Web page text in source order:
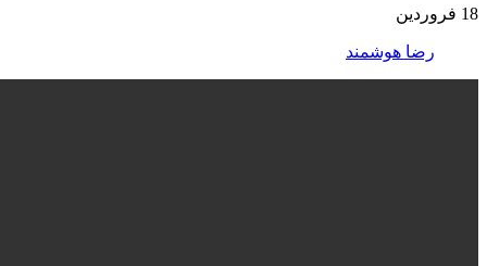
18 فروردین
رضا هوشمند